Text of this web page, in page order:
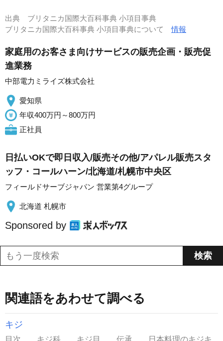
出典 ブリタニカ国際大百科事典 小項目事典
ブリタニカ国際大百科事典 小項目事典について情報
家庭用のお客さま向けサービスの販売企画・販売促
進業務
中部電力ミライズ株式会社
愛知県
年収400万円～800万円
正社員
日払いOKで即日収入/販売その他/アパレル販売スタ
ッフ・コールハーン/北海道/札幌市中央区
フィールドサーブジャパン 営業第4グループ
北海道 札幌市
Sponsored by
関連語をあわせて調べる
キジ
目次 キジ科 キジ目 伝承 日本料理のキジキ